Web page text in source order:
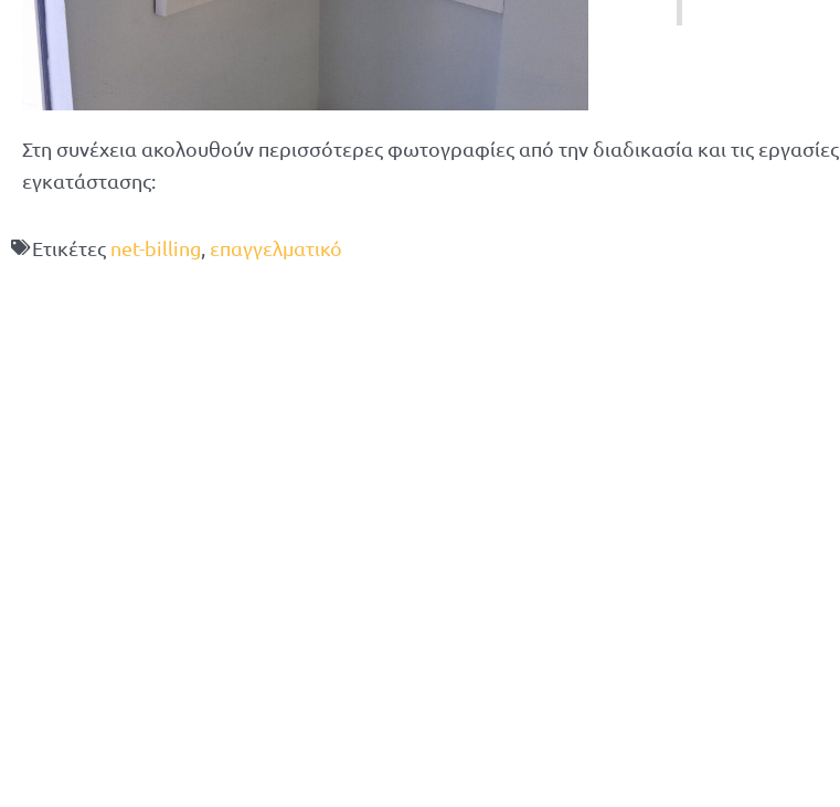
Στη συνέχεια ακολουθούν περισσότερες φωτογραφίες από την διαδικασία και τις εργασίες
εγκατάστασης:
Ετικέτες net-billing επαγγελματικό